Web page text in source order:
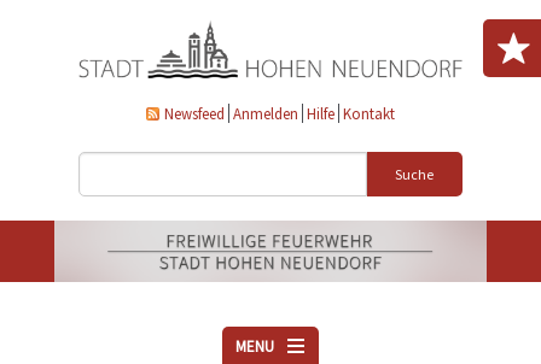
Newsfeed Anmelden Hilfe Kontakt
Suche
MENU